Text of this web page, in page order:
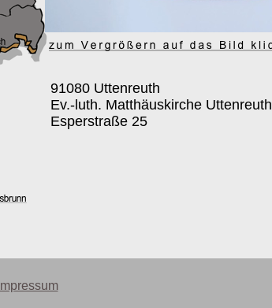
91080 Uttenreuth
Ev.-luth. Matthäuskirche Uttenreuth
Esperstraße 25
Impressum